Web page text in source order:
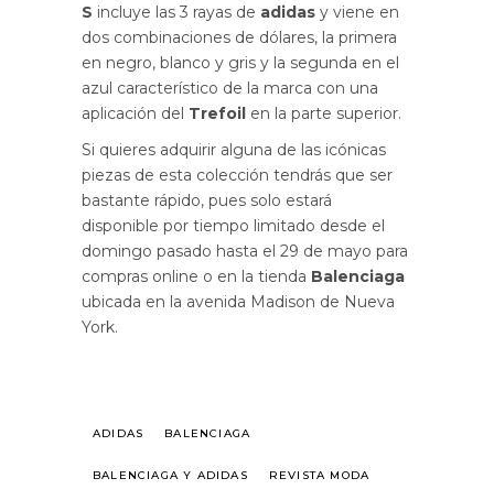
S incluye las 3 rayas de adidas y viene en
dos combinaciones de dólares, la primera
en negro, blanco y gris y la segunda en el
azul característico de la marca con una
aplicación del Trefoil en la parte superior.
Si quieres adquirir alguna de las icónicas
piezas de esta colección tendrás que ser
bastante rápido, pues solo estará
disponible por tiempo limitado desde el
domingo pasado hasta el 29 de mayo para
compras online o en la tienda Balenciaga
ubicada en la avenida Madison de Nueva
York.
ADIDAS BALENCIAGA
BALENCIAGA Y ADIDAS REVISTA MODA